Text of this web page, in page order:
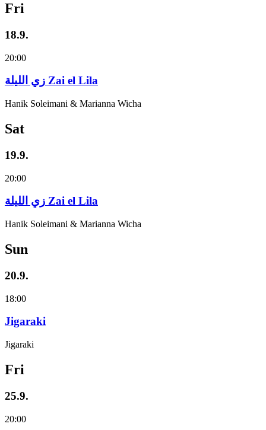
Fri
18.9.
20:00
زي‌ اللیلة Zai el Lila
Hanik Soleimani & Marianna Wicha
Sat
19.9.
20:00
زي‌ اللیلة Zai el Lila
Hanik Soleimani & Marianna Wicha
Sun
20.9.
18:00
Jigaraki
Jigaraki
Fri
25.9.
20:00